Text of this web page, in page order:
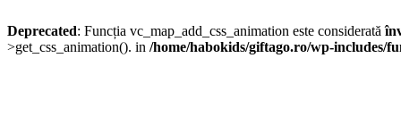
Deprecated: Funcția vc_map_add_css_animation este considerată
>get_css_animation(). in /home/habokids/giftago.ro/wp-includes/